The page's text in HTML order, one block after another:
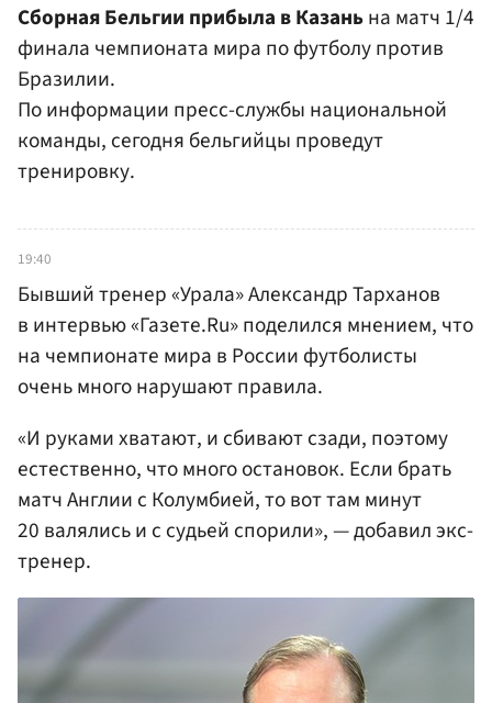
Сборная Бельгии прибыла в Казаньна матч 1/4
финала чемпионата мира по футболу против
Бразилии.
По информации пресс-службы национальной
команды, сегодня бельгийцы проведут
тренировку.
19:40
Бывший тренер «Урала» Александр Тарханов
в интервью «Газете.Ru» поделился мнением, что
на чемпионате мира в России футболисты
очень много нарушают правила.
«И руками хватают, и сбивают сзади, поэтому
естественно, что много остановок. Если брать
матч Англии с Колумбией, то вот там минут
20 валялись и с судьей спорили», — добавил экс-
тренер.